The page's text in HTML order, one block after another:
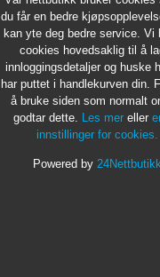
du får en bedre
kan yte deg bedre service. Vi
cookies hovedsaklig til å
innloggingsdetaljer og huske
har puttet i handlekurven din.
å bruke siden som normalt
godtar dette.
Les mer eller
innstillinger for cookies.
Powered by 24Nettbutikk